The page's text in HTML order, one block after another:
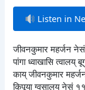
Listen in
जीवनकुमार महर्जन
पांगा ध्वाखासि
काय् जीवनकुमार
किपूया ग्वसालय् नेसं